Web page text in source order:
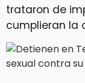
trataron de
cumplieran la